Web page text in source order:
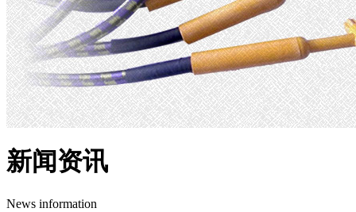
新闻资讯
News information